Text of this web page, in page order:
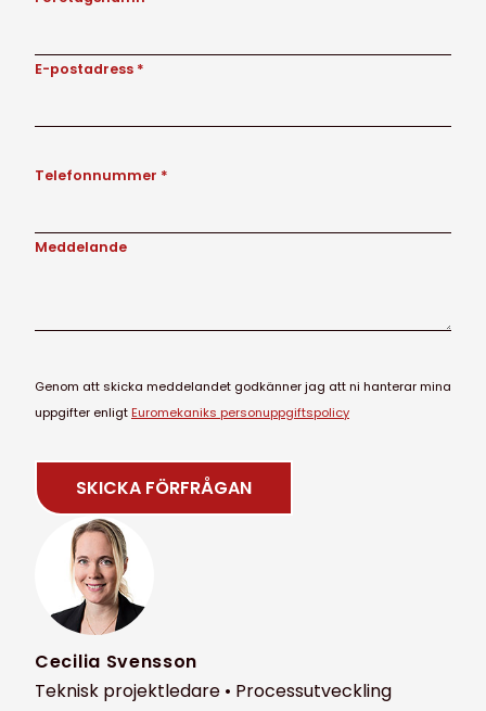
E-postadress *
Telefonnummer *
Meddelande
Genom att skicka meddelandet godkänner jag att ni hanterar mina
uppgifter enligtEuromekaniks personuppgiftspolicy
Cecilia Svensson
Teknisk projektledare • Processutveckling